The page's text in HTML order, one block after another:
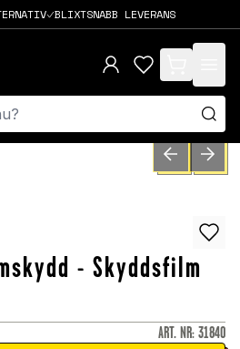
BLIXTSNABB LEVERANS
items in cart,
PREVIOUSNEXT
- Skyddsfilm
ART. NR: 31840